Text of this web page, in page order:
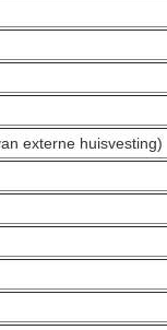
externe huisvesting)